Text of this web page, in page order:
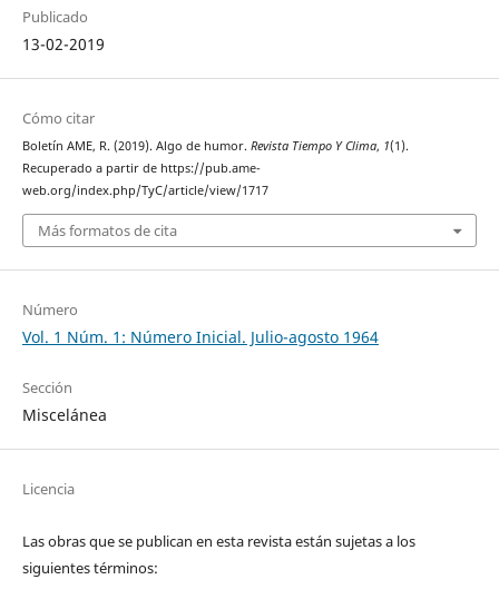
Publicado
13-02-2019
Cómo citar
Boletín AME, R. (2019). Algo de humor. Revista Tiempo Y Clima, 1(1).
Recuperado a partir de https://pub.ame-
web.org/index.php/TyC/article/view/1717
Más formatos de cita
Número
Vol. 1 Núm. 1: Número Inicial. Julio-agosto 1964
Sección
Miscelánea
Licencia
Las obras que se publican en esta revista están sujetas a los
siguientes términos: